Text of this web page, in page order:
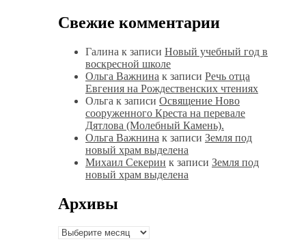
Свежие комментарии
Галина к записи Новый учебный год в
воскресной школе
Ольга Важнина к записи Речь отца
Евгения на Рождественских чтениях
Ольга к записи Освящение Ново
сооруженного Креста на перевале
Дятлова (Молебный Камень).
Ольга Важнина к записи Земля под
новый храм выделена
Михаил Секерин к записи Земля под
новый храм выделена
Архивы
Архивы